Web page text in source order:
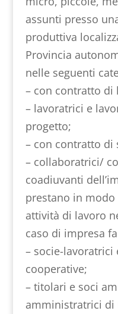
assunti presso
produttiva
Provincia
nelle seguenti
– con contratto
– lavoratrici e
progetto;
– con contratto di
– collaboratrici/
coadiuvanti
prestano in
attività di lavoro
caso di impresa
– socie-lavoratrici
cooperative;
– titolari e soci
amministratrici di